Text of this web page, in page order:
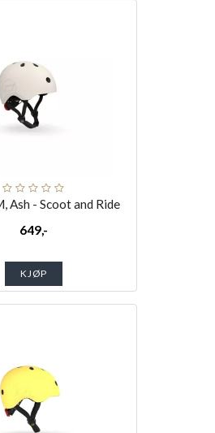
Ash - Scoot and Ride
649,-
KJØP